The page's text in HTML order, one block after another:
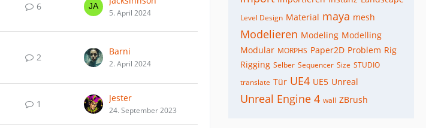
6
5. April 2024
2
Barni
2. April 2024
1
Jester
24. September 2023
Level Design Material maya mesh
Modelieren Modeling Modelling
Modular MORPHS Paper2D Problem Rig
Rigging Selber Sequencer Size STUDIO
translate Tür UE4 UE5 Unreal
Unreal Engine 4 wall ZBrush